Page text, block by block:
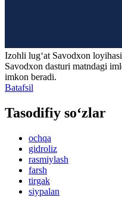
Izohli lugʻat Savodxon
Savodxon dasturi matndagi
imkon beradi.
Batafsil
Tasodifiy so‘zlar
ochqa
gidroliz
rasmiylash
farsh
tirgak
siypalan